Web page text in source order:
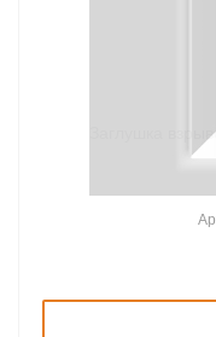
Заглушка